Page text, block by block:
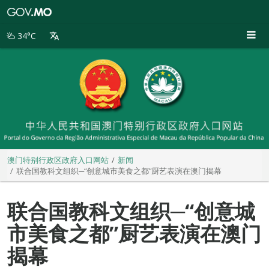
别
34°C
澳门特别行政区政府入口网站
新闻
联合国教科文组织─“创意城市美食之都”厨艺表演在澳门揭幕
联合国教科文组织─“创意城
市美食之都”厨艺表演在澳门
揭幕